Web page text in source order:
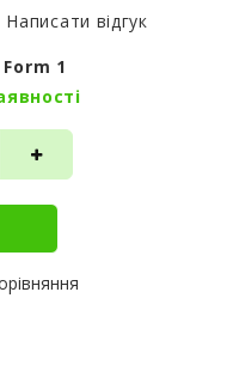
Написати відгук
Form 1